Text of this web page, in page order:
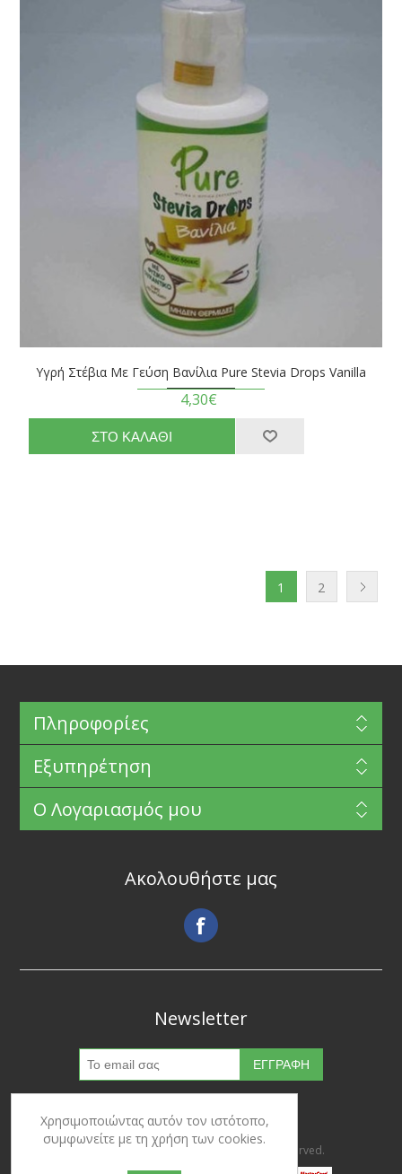
Υγρή Στέβια Με Γεύση Βανίλια Pure Stevia Drops Vanilla
4,30€
1 2
Πληροφορίες
Εξυπηρέτηση
Ο Λογαριασμός μου
Ακολουθήστε μας
Newsletter
Copyright © 2026 Ypertrofes. All rights reserved.
Χρησιμοποιώντας αυτόν τον ιστότοπο,
συμφωνείτε με τη χρήση των cookies.